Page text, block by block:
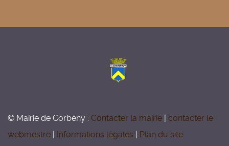
© Mairie de Corbény : Contacter la mairie | contacter le
webmestre | Informations légales | Plan du site